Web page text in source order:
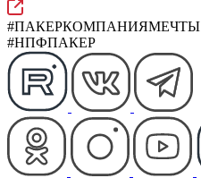
#ПАКЕРКОМПАНИЯМЕЧТЫ
#НПФПАКЕР